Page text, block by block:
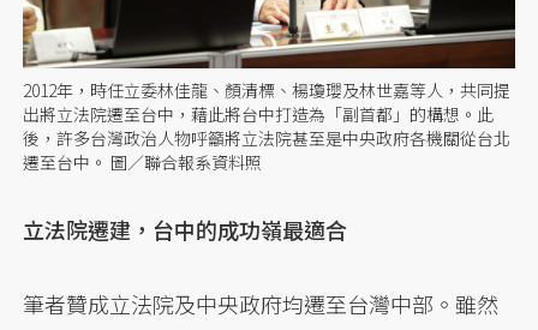
2012年，時任立委林佳龍、顏清標、楊瓊瓔及林世嘉等人，共同提
出將立法院遷至台中，藉此將台中打造為「副首都」的構想。此
後，許多台灣政治人物呼籲將立法院甚至是中央政府各機關從台北
遷至台中。 圖／聯合報系資料照
立法院遷建，台中的成功嶺最適合
筆者贊成立法院及中央政府均遷至台灣中部。雖然